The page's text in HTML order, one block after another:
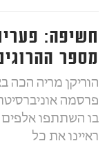
חשיפה:
מספר
פרסמה
בו השתתפו
ראיינו את כל